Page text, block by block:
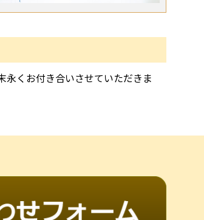
永くお付き合いさせていただきま